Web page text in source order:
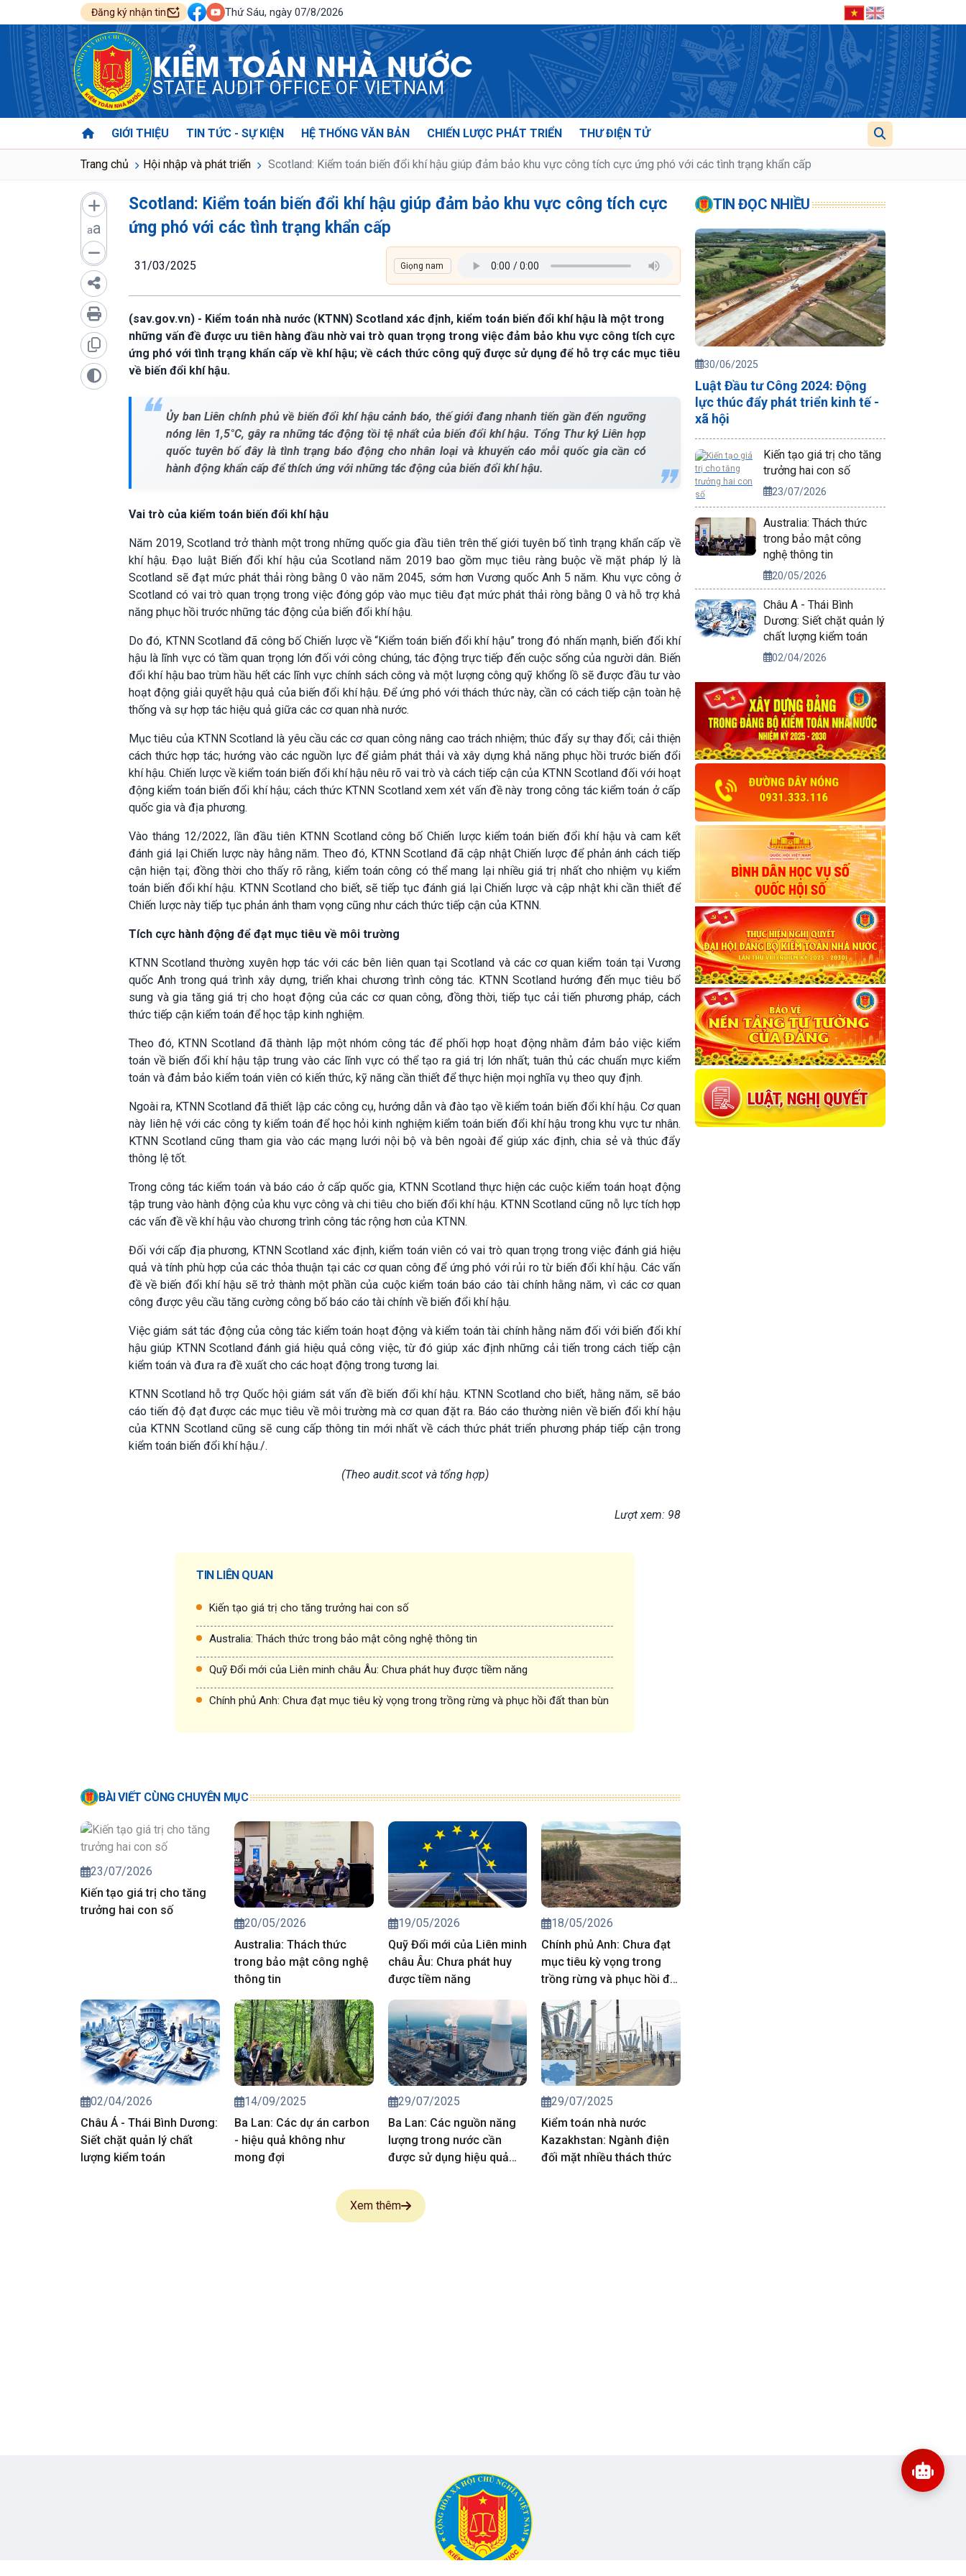
Đăng ký nhận tin Thứ Sáu, ngày 07/8/2026
KIỂM TOÁN NHÀ NƯỚC
STATE AUDIT OFFICE OF VIETNAM
GIỚI THIỆU TIN TỨC - SỰ KIỆN HỆ THỐNG VĂN BẢN CHIẾN LƯỢC PHÁT TRIỂN THƯ ĐIỆN TỬ
Trang chủ Hội nhập và phát triển Scotland: Kiểm toán biến đổi khí hậu giúp đảm bảo khu vực công tích cực ứng phó với các tình trạng khẩn cấp
aa
Scotland: Kiểm toán biến đổi khí hậu giúp đảm bảo khu vực công tích cực
ứng phó với các tình trạng khẩn cấp
31/03/2025
(sav.gov.vn) - Kiểm toán nhà nước (KTNN) Scotland xác định, kiểm toán biến đổi khí hậu là một trong
những vấn đề được ưu tiên hàng đầu nhờ vai trò quan trọng trong việc đảm bảo khu vực công tích cực
ứng phó với tình trạng khẩn cấp về khí hậu; về cách thức công quỹ được sử dụng để hỗ trợ các mục tiêu
về biến đổi khí hậu.
Ủy ban Liên chính phủ về biến đổi khí hậu cảnh báo, thế giới đang nhanh tiến gần đến ngưỡng
nóng lên 1,5°C, gây ra những tác động tồi tệ nhất của biến đổi khí hậu. Tổng Thư ký Liên hợp
quốc tuyên bố đây là tình trạng báo động cho nhân loại và khuyến cáo mỗi quốc gia cần có
hành động khẩn cấp để thích ứng với những tác động của biến đổi khí hậu.
Vai trò của kiểm toán biến đổi khí hậu
Năm 2019, Scotland trở thành một trong những quốc gia đầu tiên trên thế giới tuyên bố tình trạng khẩn cấp về
khí hậu. Đạo luật Biến đổi khí hậu của Scotland năm 2019 bao gồm mục tiêu ràng buộc về mặt pháp lý là
Scotland sẽ đạt mức phát thải ròng bằng 0 vào năm 2045, sớm hơn Vương quốc Anh 5 năm. Khu vực công ở
Scotland có vai trò quan trọng trong việc đóng góp vào mục tiêu đạt mức phát thải ròng bằng 0 và hỗ trợ khả
năng phục hồi trước những tác động của biến đổi khí hậu.
Do đó, KTNN Scotland đã công bố Chiến lược về “Kiểm toán biến đổi khí hậu” trong đó nhấn mạnh, biến đổi khí
hậu là lĩnh vực có tầm quan trọng lớn đối với công chúng, tác động trực tiếp đến cuộc sống của người dân. Biến
đổi khí hậu bao trùm hầu hết các lĩnh vực chính sách công và một lượng công quỹ khổng lồ sẽ được đầu tư vào
hoạt động giải quyết hậu quả của biến đổi khí hậu. Để ứng phó với thách thức này, cần có cách tiếp cận toàn hệ
thống và sự hợp tác hiệu quả giữa các cơ quan nhà nước.
Mục tiêu của KTNN Scotland là yêu cầu các cơ quan công nâng cao trách nhiệm; thúc đẩy sự thay đổi; cải thiện
cách thức hợp tác; hướng vào các nguồn lực để giảm phát thải và xây dựng khả năng phục hồi trước biến đổi
khí hậu. Chiến lược về kiểm toán biến đổi khí hậu nêu rõ vai trò và cách tiếp cận của KTNN Scotland đối với hoạt
động kiểm toán biến đổi khí hậu; cách thức KTNN Scotland xem xét vấn đề này trong công tác kiểm toán ở cấp
quốc gia và địa phương.
Vào tháng 12/2022, lần đầu tiên KTNN Scotland công bố Chiến lược kiểm toán biến đổi khí hậu và cam kết
đánh giá lại Chiến lược này hằng năm. Theo đó, KTNN Scotland đã cập nhật Chiến lược để phản ánh cách tiếp
cận hiện tại; đồng thời cho thấy rõ rằng, kiểm toán công có thể mang lại nhiều giá trị nhất cho nhiệm vụ kiểm
toán biến đổi khí hậu. KTNN Scotland cho biết, sẽ tiếp tục đánh giá lại Chiến lược và cập nhật khi cần thiết để
Chiến lược này tiếp tục phản ánh tham vọng cũng như cách thức tiếp cận của KTNN.
Tích cực hành động để đạt mục tiêu về môi trường
KTNN Scotland thường xuyên hợp tác với các bên liên quan tại Scotland và các cơ quan kiểm toán tại Vương
quốc Anh trong quá trình xây dựng, triển khai chương trình công tác. KTNN Scotland hướng đến mục tiêu bổ
sung và gia tăng giá trị cho hoạt động của các cơ quan công, đồng thời, tiếp tục cải tiến phương pháp, cách
thức tiếp cận kiểm toán để học tập kinh nghiệm.
Theo đó, KTNN Scotland đã thành lập một nhóm công tác để phối hợp hoạt động nhằm đảm bảo việc kiểm
toán về biến đổi khí hậu tập trung vào các lĩnh vực có thể tạo ra giá trị lớn nhất; tuân thủ các chuẩn mực kiểm
toán và đảm bảo kiểm toán viên có kiến thức, kỹ năng cần thiết để thực hiện mọi nghĩa vụ theo quy định.
Ngoài ra, KTNN Scotland đã thiết lập các công cụ, hướng dẫn và đào tạo về kiểm toán biến đổi khí hậu. Cơ quan
này liên hệ với các công ty kiểm toán để học hỏi kinh nghiệm kiểm toán biến đổi khí hậu trong khu vực tư nhân.
KTNN Scotland cũng tham gia vào các mạng lưới nội bộ và bên ngoài để giúp xác định, chia sẻ và thúc đẩy
thông lệ tốt.
Trong công tác kiểm toán và báo cáo ở cấp quốc gia, KTNN Scotland thực hiện các cuộc kiểm toán hoạt động
tập trung vào hành động của khu vực công và chi tiêu cho biến đổi khí hậu. KTNN Scotland cũng nỗ lực tích hợp
các vấn đề về khí hậu vào chương trình công tác rộng hơn của KTNN.
Đối với cấp địa phương, KTNN Scotland xác định, kiểm toán viên có vai trò quan trọng trong việc đánh giá hiệu
quả và tính phù hợp của các thỏa thuận tại các cơ quan công để ứng phó với rủi ro từ biến đổi khí hậu. Các vấn
đề về biến đổi khí hậu sẽ trở thành một phần của cuộc kiểm toán báo cáo tài chính hằng năm, vì các cơ quan
công được yêu cầu tăng cường công bố báo cáo tài chính về biến đổi khí hậu.
Việc giám sát tác động của công tác kiểm toán hoạt động và kiểm toán tài chính hằng năm đối với biến đổi khí
hậu giúp KTNN Scotland đánh giá hiệu quả công việc, từ đó giúp xác định những cải tiến trong cách tiếp cận
kiểm toán và đưa ra đề xuất cho các hoạt động trong tương lai.
KTNN Scotland hỗ trợ Quốc hội giám sát vấn đề biến đổi khí hậu. KTNN Scotland cho biết, hằng năm, sẽ báo
cáo tiến độ đạt được các mục tiêu về môi trường mà cơ quan đặt ra. Báo cáo thường niên về biến đổi khí hậu
của KTNN Scotland cũng sẽ cung cấp thông tin mới nhất về cách thức phát triển phương pháp tiếp cận trong
kiểm toán biến đổi khí hậu./.
(Theo audit.scot và tổng hợp)
Lượt xem: 98
TIN LIÊN QUAN
Kiến tạo giá trị cho tăng trưởng hai con số
Australia: Thách thức trong bảo mật công nghệ thông tin
Quỹ Đổi mới của Liên minh châu Âu: Chưa phát huy được tiềm năng
Chính phủ Anh: Chưa đạt mục tiêu kỳ vọng trong trồng rừng và phục hồi đất than bùn
BÀI VIẾT CÙNG CHUYÊN MỤC
23/07/2026
Kiến tạo giá trị cho tăng
trưởng hai con số
20/05/2026
Australia: Thách thức
trong bảo mật công nghệ
thông tin
19/05/2026
Quỹ Đổi mới của Liên minh
châu Âu: Chưa phát huy
được tiềm năng
18/05/2026
Chính phủ Anh: Chưa đạt
mục tiêu kỳ vọng trong
trồng rừng và phục hồi đất
than bùn
02/04/2026
Châu Á - Thái Bình Dương:
Siết chặt quản lý chất
lượng kiểm toán
14/09/2025
Ba Lan: Các dự án carbon
- hiệu quả không như
mong đợi
29/07/2025
Ba Lan: Các nguồn năng
lượng trong nước cần
được sử dụng hiệu quả
29/07/2025
Kiểm toán nhà nước
Kazakhstan: Ngành điện
đối mặt nhiều thách thức
Xem thêm
TIN ĐỌC NHIỀU
30/06/2025
Luật Đầu tư Công 2024: Động
lực thúc đẩy phát triển kinh tế -
xã hội
Kiến tạo giá trị cho tăng
trưởng hai con số
23/07/2026
Australia: Thách thức
trong bảo mật công
nghệ thông tin
20/05/2026
Châu Á - Thái Bình
Dương: Siết chặt quản lý
chất lượng kiểm toán
02/04/2026